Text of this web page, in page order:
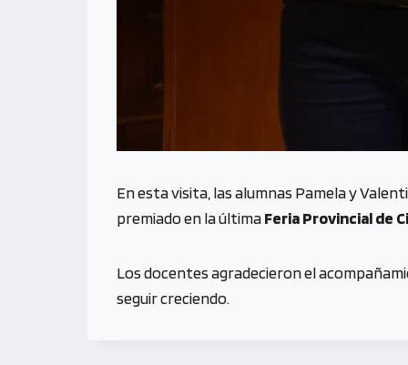
En esta visita, las alumnas Pamela y
premiado en la últimaFeria Provincial de
Los docentes agradecieron el
seguir creciendo.